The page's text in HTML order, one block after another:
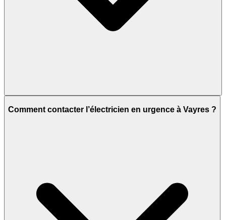
Comment contacter l’électricien en urgence à Vayres ?